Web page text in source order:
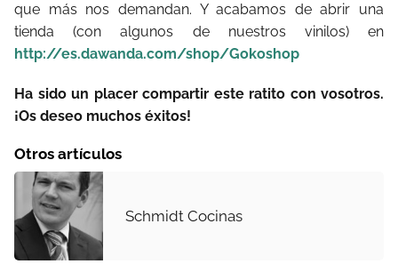
que más nos demandan. Y acabamos de abrir una
tienda (con algunos de nuestros vinilos) en
http://es.dawanda.com/shop/Gokoshop
Ha sido un placer compartir este ratito con vosotros.
¡Os deseo muchos éxitos!
Otros artículos
Schmidt Cocinas